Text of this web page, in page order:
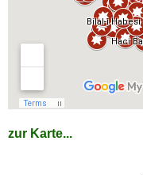
zur Karte...